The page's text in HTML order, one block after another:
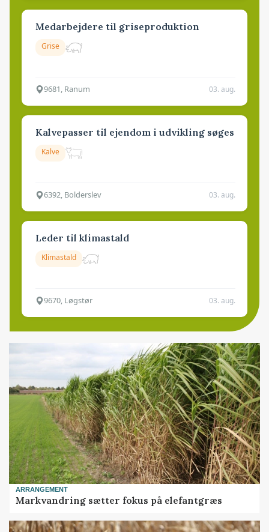
Medarbejdere til griseproduktion
Grise
9681, Ranum 03. aug.
Kalvepasser til ejendom i udvikling søges
Kalve
6392, Bolderslev 03. aug.
Leder til klimastald
Klimastald
9670, Løgstør 03. aug.
ARRANGEMENT
Markvandring sætter fokus på elefantgræs